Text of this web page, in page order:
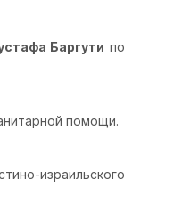
Баргути по
помощи.
израильского